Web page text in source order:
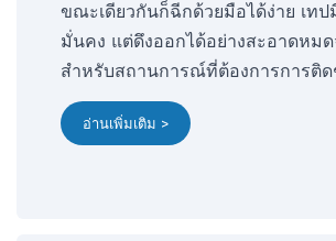
ขณะเดียวกันก็ฉีกด้วยมือได้ง่าย เทป
มั่นคง แต่ดึงออกได้อย่างสะอาดหม
สำหรับสถานการณ์ที่ต้องการการติ
อ่านเพิ่มเติม >